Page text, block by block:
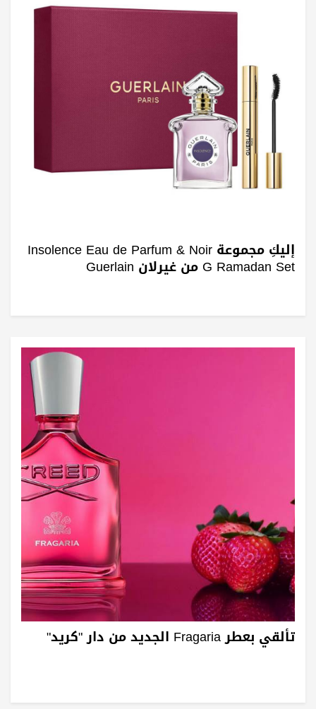
إليكِ مجموعة Insolence Eau de Parfum & Noir
G Ramadan Set من غيرلان Guerlain
تألقي بعطر Fragaria الجديد من دار "كريد"